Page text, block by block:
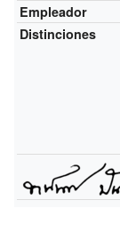
Empleador
Distinciones